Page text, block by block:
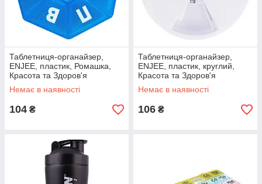
Таблетниця-органайзер,
ENJEE, пластик, Ромашка,
Красота та Здоров'я
Немає в наявності
104 ₴
Таблетниця-органайзер,
ENJEE, пластик, круглий,
Красота та Здоров'я
Немає в наявності
106 ₴